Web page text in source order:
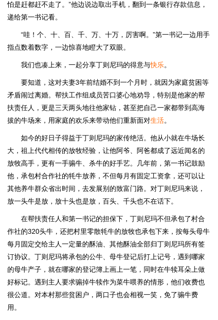
怕是赶都赶不走了。”他边说边取出手机，翻到一条银行存款信息，
递给第一书记看。
“哇！个、十、百、千、万、十万，厉害啊。”第一书记一边用手
指点数着数字，一边惊喜地瞪大了双眼。
我们也凑上来，一起分享丁则尼玛的得意与快乐。
要知道，这对夫妻3年前结婚不到一个月时，就因为家庭贫困等
矛盾闹过离婚。帮扶工作组成员苦口婆心地劝导，特别是他家的帮
扶责任人，更是三天两头地往他家钻，甚至把自己一家都带到高海
拔的牛场来，用家庭的欢乐来带动他们重新面对生活。
如今的好日子得益于丁则尼玛的家传绝活。他从小就在牛场长
大，祖上代代相传的放牧经验，让他阿爷、阿爸都成了远近闻名的
放牧高手，更有一手骟牛、杀牛的好手艺。几年前，第一书记鼓励
他，承包村合作社的牦牛放养，不但每月有固定工资拿，还可以让
其他养牛群众省出时间，去发展别的致富门路。对丁则尼玛来说，
放一头牛是放，放十头也是放，百头、千头也不在话下。
在帮扶责任人和第一书记的担保下，丁则尼玛不但承包了村合
作社的320头牛，还把村里零散牦牛的放牧也承包下来，按每头母牛
每月固定交给主人一定量的酥油、其他酥油全部归丁则尼玛所有签
订协议。丁则尼玛将承包的公牛、母牛登记后打上记号，遇到哪家
的母牛产子，就在哪家的登记簿上画上一笔，同时在牛犊耳朵上做
好标记。遇到主人要求骟掉牛犊作为菜牛喂养的情形，他们收费也
很公道。对本村那些贫困户，两口子也会相视一笑，免了骟牛费
用。